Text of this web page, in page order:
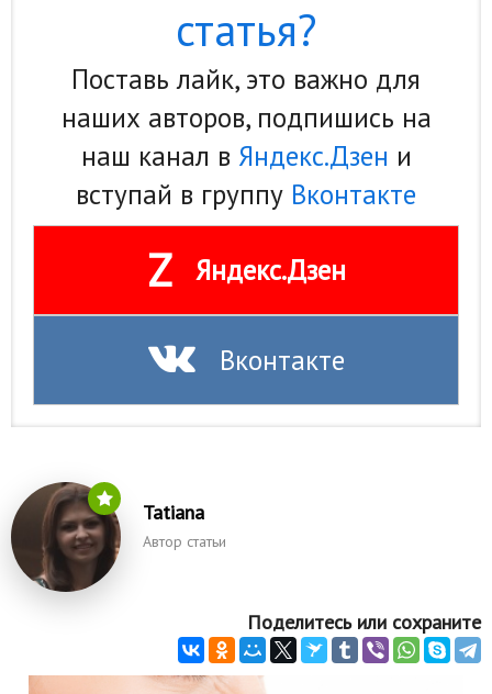
статья?
Поставь лайк, это важно для
наших авторов, подпишись на
наш канал в Яндекс.Дзен и
вступай в группу Вконтакте
Z Яндекс.Дзен
Вконтакте
Tatiana
Автор статьи
Поделитесь или сохраните